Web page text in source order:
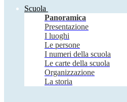
Scuola
Panoramica
Presentazione
I luoghi
Le persone
I numeri della scuola
Le carte della scuola
Organizzazione
La storia